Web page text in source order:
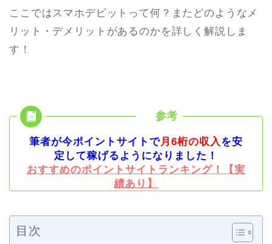
ここではスマホデビットって何？またどのようなメ
リット・デメリットがあるのかを詳しく解説しま
す！
筆者が今ポイントサイトで月6桁の収入 を安
定して稼げるようになりました！
おすすめのポイントサイトランキング！【実
績あり】
目次